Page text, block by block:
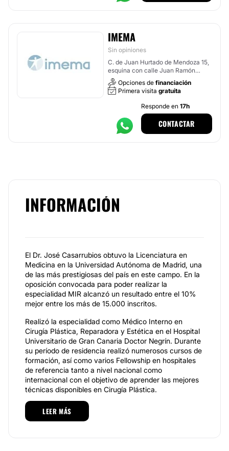
IMEMA
Sin opiniones
C. de Juan Hurtado de Mendoza 15,
esquina con calle Juan Ramón
Jiménez, Madrid
Opciones de financiación
Primera visita gratuita
Responde en 17h
CONTACTAR
INFORMACIÓN
El Dr. José Casarrubios obtuvo la Licenciatura en
Medicina en la Universidad Autónoma de Madrid, una
de las más prestigiosas del país en este campo. En la
oposición convocada para poder realizar la
especialidad MIR alcanzó un resultado entre el 10%
mejor entre los más de 15.000 inscritos.
Realizó la especialidad como Médico Interno en
Cirugía Plástica, Reparadora y Estética en el Hospital
Universitario de Gran Canaria Doctor Negrín. Durante
su período de residencia realizó numerosos cursos de
formación, así como varios Fellowship en hospitales
de referencia tanto a nivel nacional como
internacional con el objetivo de aprender las mejores
técnicas disponibles en Cirugía Plástica.
En la actualidad, se encuentra colegiado en el Ilustre
Colegio Oficial de Médicos de Madrid con el número
LEER MÁS